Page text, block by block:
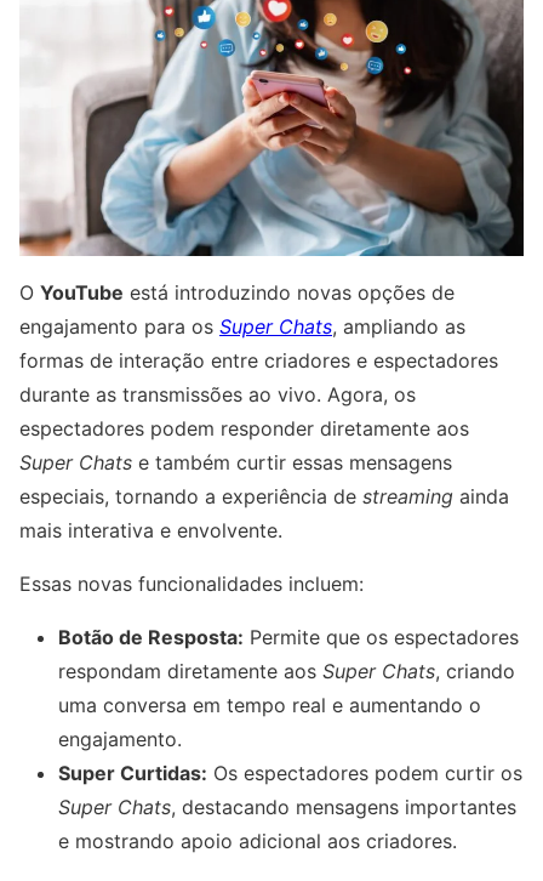
O YouTube está introduzindo novas opções de
engajamento para os Super Chats, ampliando as
formas de interação entre criadores e espectadores
durante as transmissões ao vivo. Agora, os
espectadores podem responder diretamente aos
Super Chats e também curtir essas mensagens
especiais, tornando a experiência de streaming ainda
mais interativa e envolvente.
Essas novas funcionalidades incluem:
Botão de Resposta: Permite que os espectadores
respondam diretamente aos Super Chats, criando
uma conversa em tempo real e aumentando o
engajamento.
Super Curtidas: Os espectadores podem curtir os
Super Chats, destacando mensagens importantes
e mostrando apoio adicional aos criadores.